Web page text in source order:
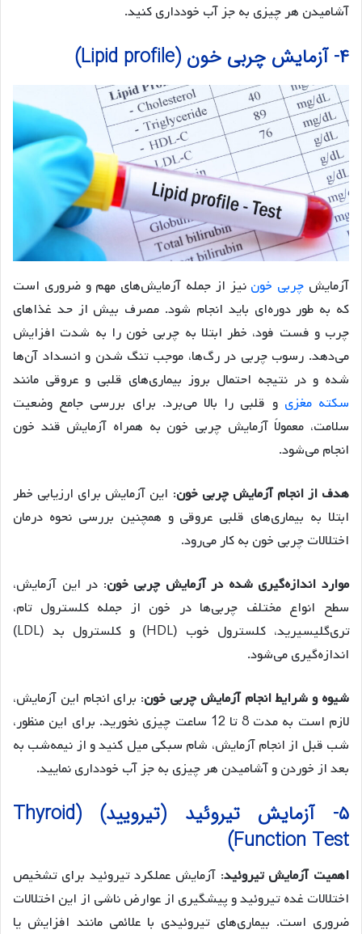
آشامیدن هر چیزی به جز آب خودداری کنید.
۴- آزمایش چربی خون (Lipid profile)
آزمایش چربی خون نیز از جمله آزمایش‌های مهم و ضروری است
که به طور دوره‌ای باید انجام شود. مصرف بیش از حد غذاهای
چرب و فست فود، خطر ابتلا به چربی خون را به شدت افزایش
می‌دهد. رسوب چربی در رگ‌ها، موجب تنگ شدن و انسداد آن‌ها
شده و در نتیجه احتمال بروز بیماری‌های قلبی و عروقی مانند
سکته مغزی و قلبی را بالا می‌برد. برای بررسی جامع وضعیت
سلامت، معمولاً آزمایش چربی خون به همراه آزمایش قند خون
انجام می‌شود.
هدف از انجام آزمایش چربی خون: این آزمایش برای ارزیابی خطر
ابتلا به بیماری‌های قلبی عروقی و همچنین بررسی نحوه درمان
اختلالات چربی خون به کار می‌رود.
موارد اندازه‌گیری شده در آزمایش چربی خون: در این آزمایش،
سطح انواع مختلف چربی‌ها در خون از جمله کلسترول تام،
تری‌گلیسیرید، کلسترول خوب (HDL) و کلسترول بد (LDL)
اندازه‌گیری می‌شود.
شیوه و شرایط انجام آزمایش چربی خون: برای انجام این آزمایش،
لازم است به مدت 8 تا 12 ساعت چیزی نخورید. برای این منظور،
شب قبل از انجام آزمایش، شام سبکی میل کنید و از نیمه‌شب به
بعد از خوردن و آشامیدن هر چیزی به جز آب خودداری نمایید.
۵- آزمایش تیروئید (تیرویید) (Thyroid
Function Test)
اهمیت آزمایش تیروئید: آزمایش عملکرد تیروئید برای تشخیص
اختلالات غده تیروئید و پیشگیری از عوارض ناشی از این اختلالات
ضروری است. بیماری‌های تیروئیدی با علائمی مانند افزایش یا